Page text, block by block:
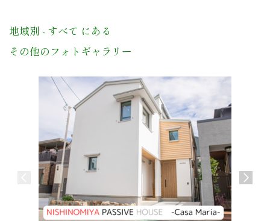
地域別 - すべて にある
その他のフォトギャラリー